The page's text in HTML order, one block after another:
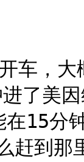
车，
了美因
15分
赶到那